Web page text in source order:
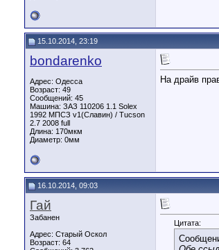
15.10.2014, 23:19
bondarenko
Адрес: Одесса
Возраст: 49
Сообщений: 45
Машина: ЗАЗ 110206 1.1 Solex
1992 МПСЗ v1(Славин) / Tucson
2.7 2008 full
Длина: 170мкм
Диаметр: 0мм
На драйв
16.10.2014, 09:03
Гай
Забанен
Адрес: Старый Оскол
Возраст: 64
Цитата: